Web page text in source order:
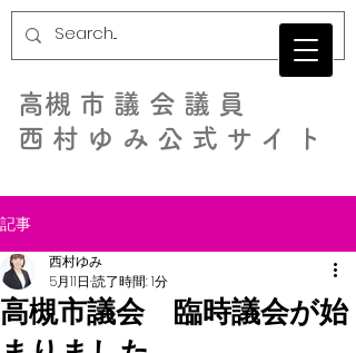
​高槻市議会議員
西村ゆみ公式サイト
記事
高槻市議会 臨時議会が始
西村ゆみ
5月11日 読了時間: 1分